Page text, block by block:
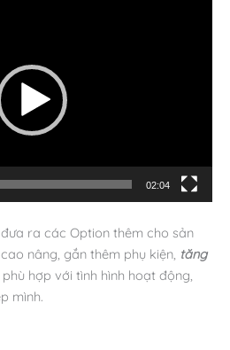
02:04
ra các Option thêm cho sản
nâng, gắn thêm phụ kiện, tăng
phù hợp với tình hình hoạt động,
mình.